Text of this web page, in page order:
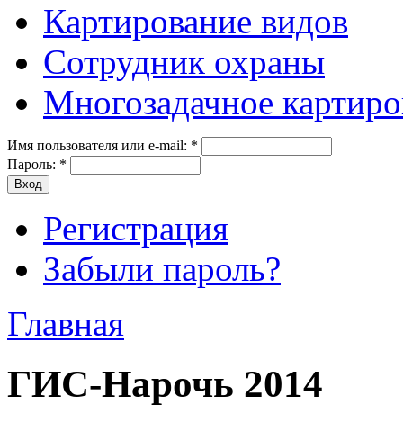
Картирование видов
Сотрудник охраны
Многозадачное
Имя пользователя или e-mail: *
Пароль: *
Регистрация
Забыли пароль?
Главная
ГИС-Нарочь 2014